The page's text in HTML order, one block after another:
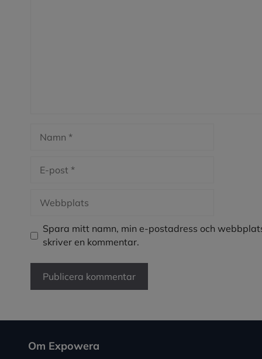
post
Spara mitt namn, min e-postadress och
skriver en kommentar.
Om Expowera